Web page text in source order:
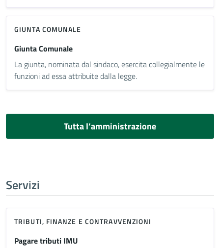
GIUNTA COMUNALE
Giunta Comunale
La giunta, nominata dal sindaco, esercita collegialmente le
funzioni ad essa attribuite dalla legge.
Tutta l’amministrazione
Servizi
TRIBUTI, FINANZE E CONTRAVVENZIONI
Pagare tributi IMU